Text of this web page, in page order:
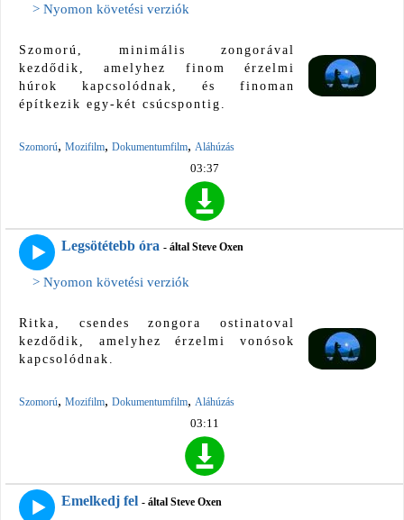
> Nyomon követési verziók
Szomorú, minimális zongorával
kezdődik, amelyhez finom érzelmi
húrok kapcsolódnak, és finoman
építkezik egy-két csúcspontig.
Szomorú, Mozifilm, Dokumentumfilm, Aláhúzás
03:37
Legsötétebb óra - által Steve Oxen
> Nyomon követési verziók
Ritka, csendes zongora ostinatoval
kezdődik, amelyhez érzelmi vonósok
kapcsolódnak.
Szomorú, Mozifilm, Dokumentumfilm, Aláhúzás
03:11
Emelkedj fel - által Steve Oxen